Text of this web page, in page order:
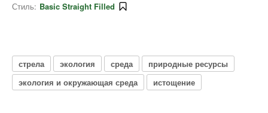
Стиль: Basic Straight Filled
стрела экология среда
природные ресурсы
экология и окружающая среда
истощение